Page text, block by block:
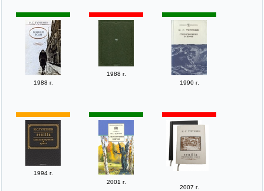
1988 г.
1988 г.
1990 г.
1994 г.
2001 г.
2007 г.